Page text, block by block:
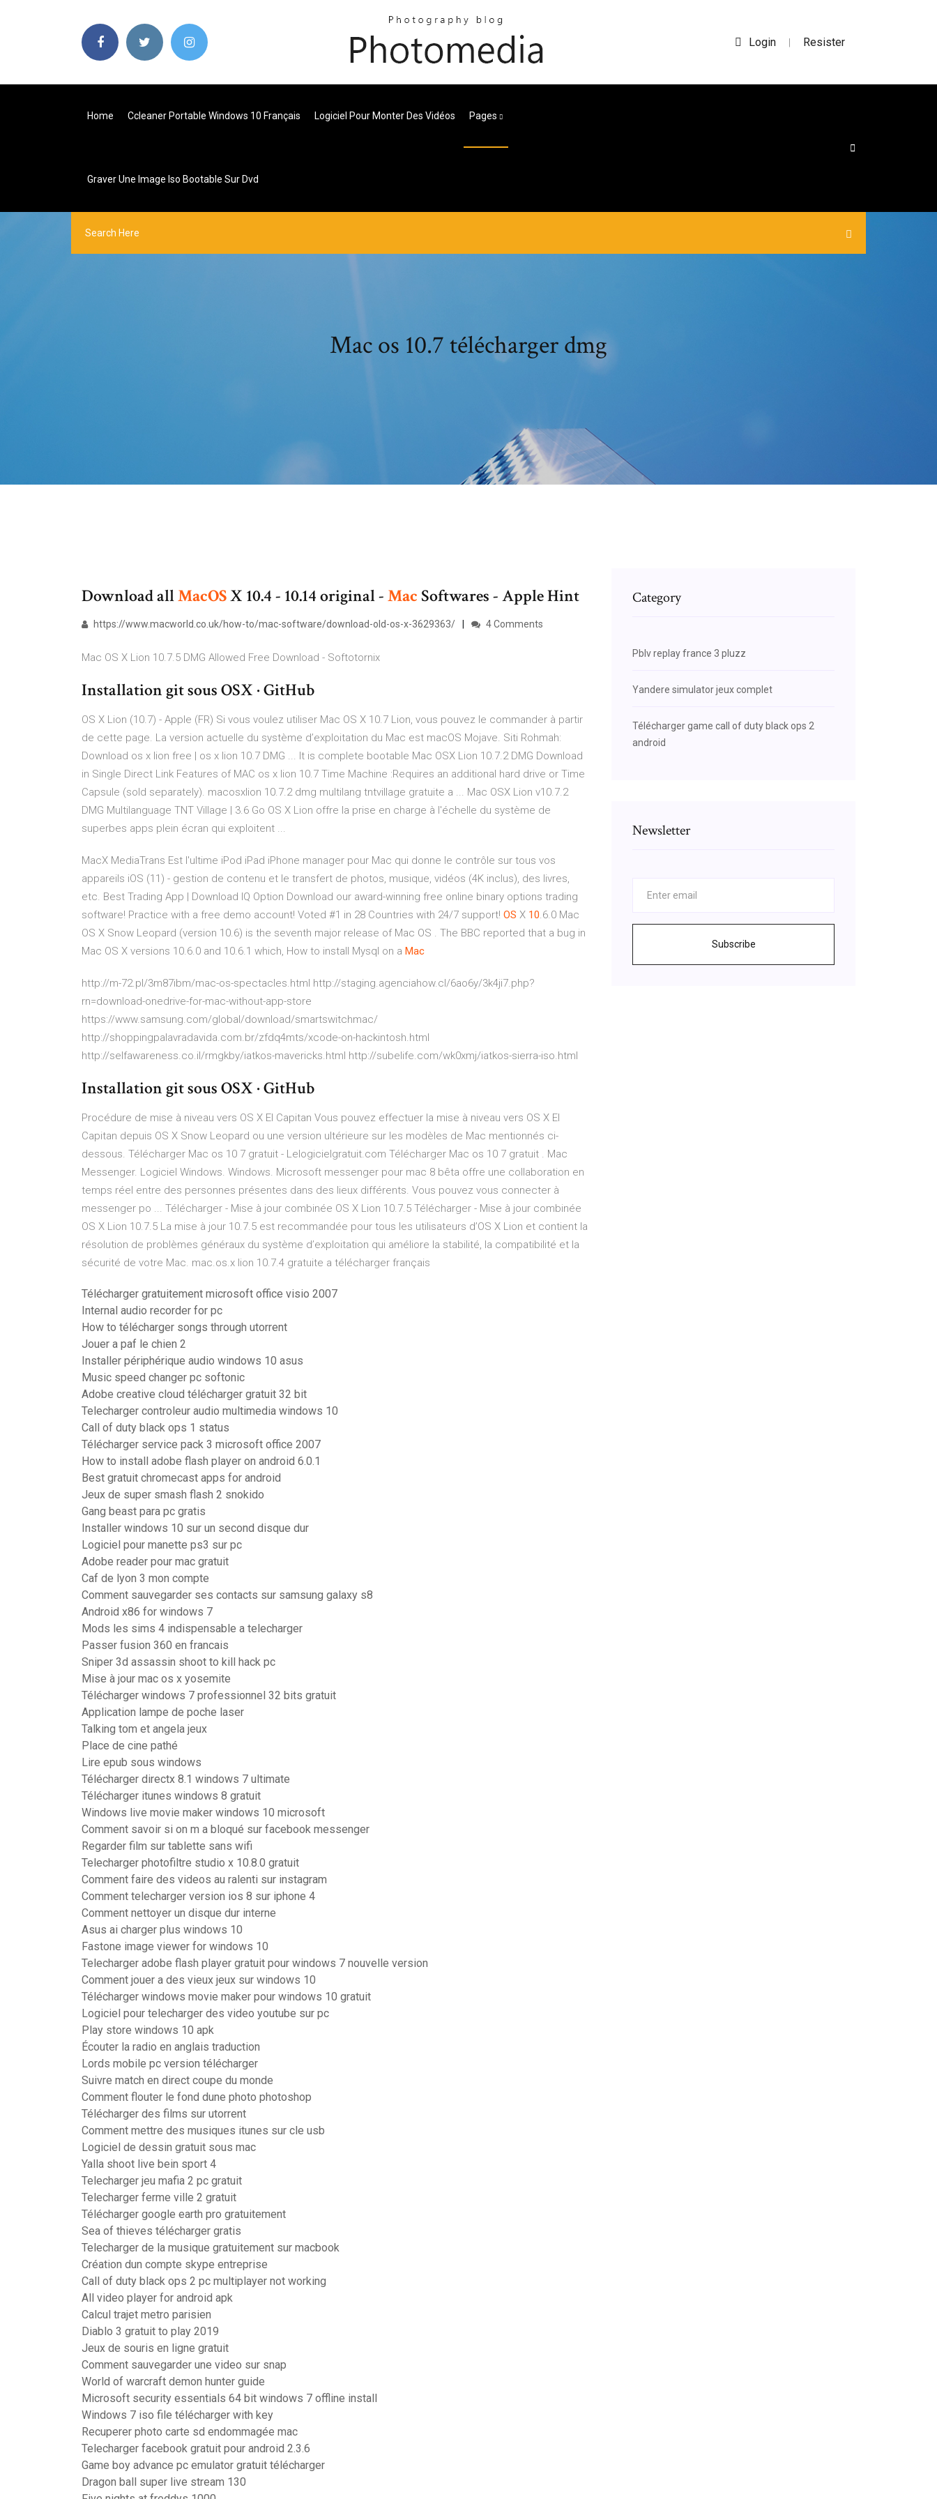
Login | Resister
Home Ccleaner Portable Windows 10 Français Logiciel Pour Monter Des Vidéos Pages
Graver Une Image Iso Bootable Sur Dvd
Mac os 10.7 télécharger dmg
Download allMacOSX 10.4 - 10.14 original -MacSoftwares - Apple Hint
https://www.macworld.co.uk/how-to/mac-software/download-old-os-x-3629363/ 4 Comments
Mac OS X Lion 10.7.5 DMG Allowed Free Download - Softotornix
Installation git sous OSX · GitHub
OS X Lion (10.7) - Apple (FR) Si vous voulez utiliser Mac OS X 10.7 Lion, vous pouvez le commander à partir
de cette page. La version actuelle du système d’exploitation du Mac est macOS Mojave. Siti Rohmah:
Download os x lion free | os x lion 10.7 DMG ... It is complete bootable Mac OSX Lion 10.7.2 DMG Download
in Single Direct Link Features of MAC os x lion 10.7 Time Machine :Requires an additional hard drive or Time
Capsule (sold separately). macosxlion 10.7.2 dmg multilang tntvillage gratuite a ... Mac OSX Lion v10.7.2
DMG Multilanguage TNT Village | 3.6 Go OS X Lion offre la prise en charge à l'échelle du système de
superbes apps plein écran qui exploitent ...
MacX MediaTrans Est l'ultime iPod iPad iPhone manager pour Mac qui donne le contrôle sur tous vos
appareils iOS (11) - gestion de contenu et le transfert de photos, musique, vidéos (4K inclus), des livres,
etc. Best Trading App | Download IQ Option Download our award-winning free online binary options trading
software! Practice with a free demo account! Voted #1 in 28 Countries with 24/7 support! OS X 10.6.0 Mac
OS X Snow Leopard (version 10.6) is the seventh major release of Mac OS . The BBC reported that a bug in
Mac OS X versions 10.6.0 and 10.6.1 which, How to install Mysql on a Mac
http://m-72.pl/3m87ibm/mac-os-spectacles.html http://staging.agenciahow.cl/6ao6y/3k4ji7.php?
rn=download-onedrive-for-mac-without-app-store
https://www.samsung.com/global/download/smartswitchmac/
http://shoppingpalavradavida.com.br/zfdq4mts/xcode-on-hackintosh.html
http://selfawareness.co.il/rmgkby/iatkos-mavericks.html http://subelife.com/wk0xmj/iatkos-sierra-iso.html
Installation git sous OSX · GitHub
Procédure de mise à niveau vers OS X El Capitan Vous pouvez effectuer la mise à niveau vers OS X El
Capitan depuis OS X Snow Leopard ou une version ultérieure sur les modèles de Mac mentionnés ci-
dessous. Télécharger Mac os 10 7 gratuit - Lelogicielgratuit.com Télécharger Mac os 10 7 gratuit . Mac
Messenger. Logiciel Windows. Windows. Microsoft messenger pour mac 8 bêta offre une collaboration en
temps réel entre des personnes présentes dans des lieux différents. Vous pouvez vous connecter à
messenger po ... Télécharger - Mise à jour combinée OS X Lion 10.7.5 Télécharger - Mise à jour combinée
OS X Lion 10.7.5 La mise à jour 10.7.5 est recommandée pour tous les utilisateurs d’OS X Lion et contient la
résolution de problèmes généraux du système d’exploitation qui améliore la stabilité, la compatibilité et la
sécurité de votre Mac. mac.os.x lion 10.7.4 gratuite a télécharger français
Télécharger gratuitement microsoft office visio 2007
Internal audio recorder for pc
How to télécharger songs through utorrent
Jouer a paf le chien 2
Installer périphérique audio windows 10 asus
Music speed changer pc softonic
Adobe creative cloud télécharger gratuit 32 bit
Telecharger controleur audio multimedia windows 10
Call of duty black ops 1 status
Télécharger service pack 3 microsoft office 2007
How to install adobe flash player on android 6.0.1
Best gratuit chromecast apps for android
Jeux de super smash flash 2 snokido
Gang beast para pc gratis
Installer windows 10 sur un second disque dur
Logiciel pour manette ps3 sur pc
Adobe reader pour mac gratuit
Caf de lyon 3 mon compte
Comment sauvegarder ses contacts sur samsung galaxy s8
Android x86 for windows 7
Mods les sims 4 indispensable a telecharger
Passer fusion 360 en francais
Sniper 3d assassin shoot to kill hack pc
Mise à jour mac os x yosemite
Télécharger windows 7 professionnel 32 bits gratuit
Application lampe de poche laser
Talking tom et angela jeux
Place de cine pathé
Lire epub sous windows
Télécharger directx 8.1 windows 7 ultimate
Télécharger itunes windows 8 gratuit
Windows live movie maker windows 10 microsoft
Comment savoir si on m a bloqué sur facebook messenger
Regarder film sur tablette sans wifi
Telecharger photofiltre studio x 10.8.0 gratuit
Comment faire des videos au ralenti sur instagram
Comment telecharger version ios 8 sur iphone 4
Comment nettoyer un disque dur interne
Asus ai charger plus windows 10
Fastone image viewer for windows 10
Telecharger adobe flash player gratuit pour windows 7 nouvelle version
Comment jouer a des vieux jeux sur windows 10
Télécharger windows movie maker pour windows 10 gratuit
Logiciel pour telecharger des video youtube sur pc
Play store windows 10 apk
Écouter la radio en anglais traduction
Lords mobile pc version télécharger
Suivre match en direct coupe du monde
Comment flouter le fond dune photo photoshop
Télécharger des films sur utorrent
Comment mettre des musiques itunes sur cle usb
Logiciel de dessin gratuit sous mac
Yalla shoot live bein sport 4
Telecharger jeu mafia 2 pc gratuit
Telecharger ferme ville 2 gratuit
Télécharger google earth pro gratuitement
Sea of thieves télécharger gratis
Telecharger de la musique gratuitement sur macbook
Création dun compte skype entreprise
Call of duty black ops 2 pc multiplayer not working
All video player for android apk
Calcul trajet metro parisien
Diablo 3 gratuit to play 2019
Jeux de souris en ligne gratuit
Comment sauvegarder une video sur snap
World of warcraft demon hunter guide
Microsoft security essentials 64 bit windows 7 offline install
Windows 7 iso file télécharger with key
Recuperer photo carte sd endommagée mac
Telecharger facebook gratuit pour android 2.3.6
Game boy advance pc emulator gratuit télécharger
Dragon ball super live stream 130
Category
Pblv replay france 3 pluzz
Yandere simulator jeux complet
Télécharger game call of duty black ops 2
android
Newsletter
Subscribe